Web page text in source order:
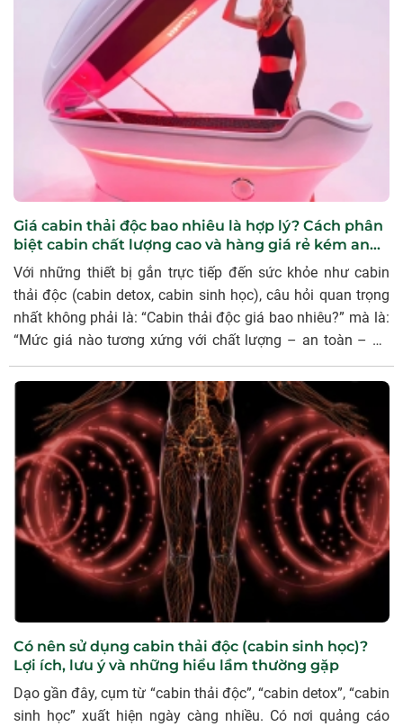
Thư giãn cơ – thần kinh Hỗ trợ tuần hoàn, giảm mệt mỏi
Tạo ra “khoảng nghỉ” chất lượng cho cơ thể giữa guồng
quay cuộc sống.
Giá cabin thải độc bao nhiêu là hợp lý? Cách phân
biệt cabin chất lượng cao và hàng giá rẻ kém an
toàn
Với những thiết bị gắn trực tiếp đến sức khỏe như cabin
thải độc (cabin detox, cabin sinh học), câu hỏi quan trọng
nhất không phải là: “Cabin thải độc giá bao nhiêu?” mà là:
“Mức giá nào tương xứng với chất lượng – an toàn – độ
bền, và làm sao tránh được hàng rẻ nhưng đánh đổi sức
khỏe?” Bài viết này sẽ giúp: Hiểu khung giá tham khảo của
cabin thải độc chất lượng Biết vì sao hàng tốt không thể
quá rẻ Cách phân biệt cabin chất lượng cao và hàng rẻ
kém an toàn trước khi xuống tiền đầu tư.
Có nên sử dụng cabin thải độc (cabin sinh học)?
Lợi ích, lưu ý và những hiểu lầm thường gặp
Dạo gần đây, cụm từ “cabin thải độc”, “cabin detox”, “cabin
sinh học” xuất hiện ngày càng nhiều. Có nơi quảng cáo